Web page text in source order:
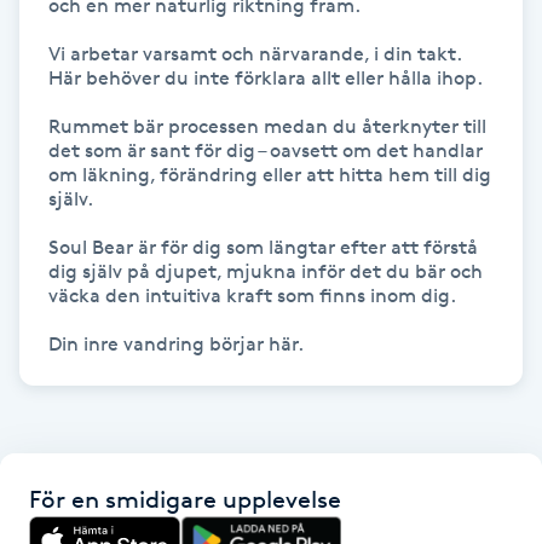
Herrklippning
HIFU
Hot Stone Massage
Huduppstramning
och en mer naturlig riktning fram.
Vi arbetar varsamt och närvarande, i din takt.
Här behöver du inte förklara allt eller hålla ihop.
Rummet bär processen medan du återknyter till
det som är sant för dig – oavsett om det handlar
om läkning, förändring eller att hitta hem till dig
själv.
Soul Bear är för dig som längtar efter att förstå
dig själv på djupet, mjukna inför det du bär och
väcka den intuitiva kraft som finns inom dig.
Din inre vandring börjar här.
För en smidigare upplevelse